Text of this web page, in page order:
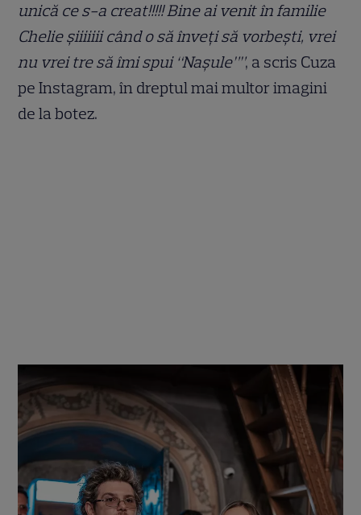
unică ce s-a creat!!!!! Bine ai venit în familie
Chelie șiiiiiii când o să înveți să vorbești, vrei
nu vrei tre să îmi spui “Nașule””, a scris Cuza
pe Instagram, în dreptul mai multor imagini
de la botez.